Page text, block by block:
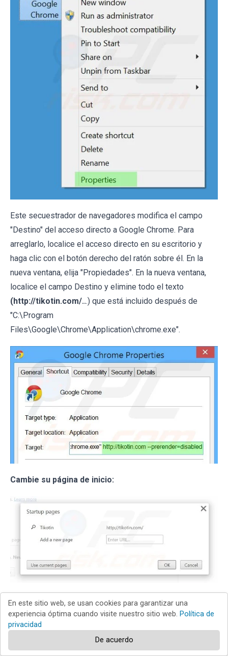
Este secuestrador de navegadores modifica el campo
"Destino" del acceso directo a Google Chrome. Para
arreglarlo, localice el acceso directo en su escritorio y
haga clic con el botón derecho del ratón sobre él. En la
nueva ventana, elija "Propiedades". En la nueva ventana,
localice el campo Destino y elimine todo el texto
(http://tikotin.com/...) que está incluido después de
"C:\Program
Files\Google\Chrome\Application\chrome.exe".
Cambie su página de inicio:
Haga clic en el icono de menú en Chrome (parte
superior derecha de Google Chrome), seleccione
"Herramientas". En la sección "Al iniciar", haga clic
En este sitio web, se usan cookies para garantizar una
experiencia óptima cuando visite nuestro sitio web. Política de
privacidad
De acuerdo